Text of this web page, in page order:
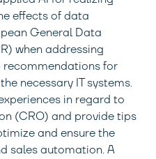
effects of data
General Data
when addressing
for
necessary IT systems.
in regard to
(CRO) and provide tips
and ensure the
sales automation. A